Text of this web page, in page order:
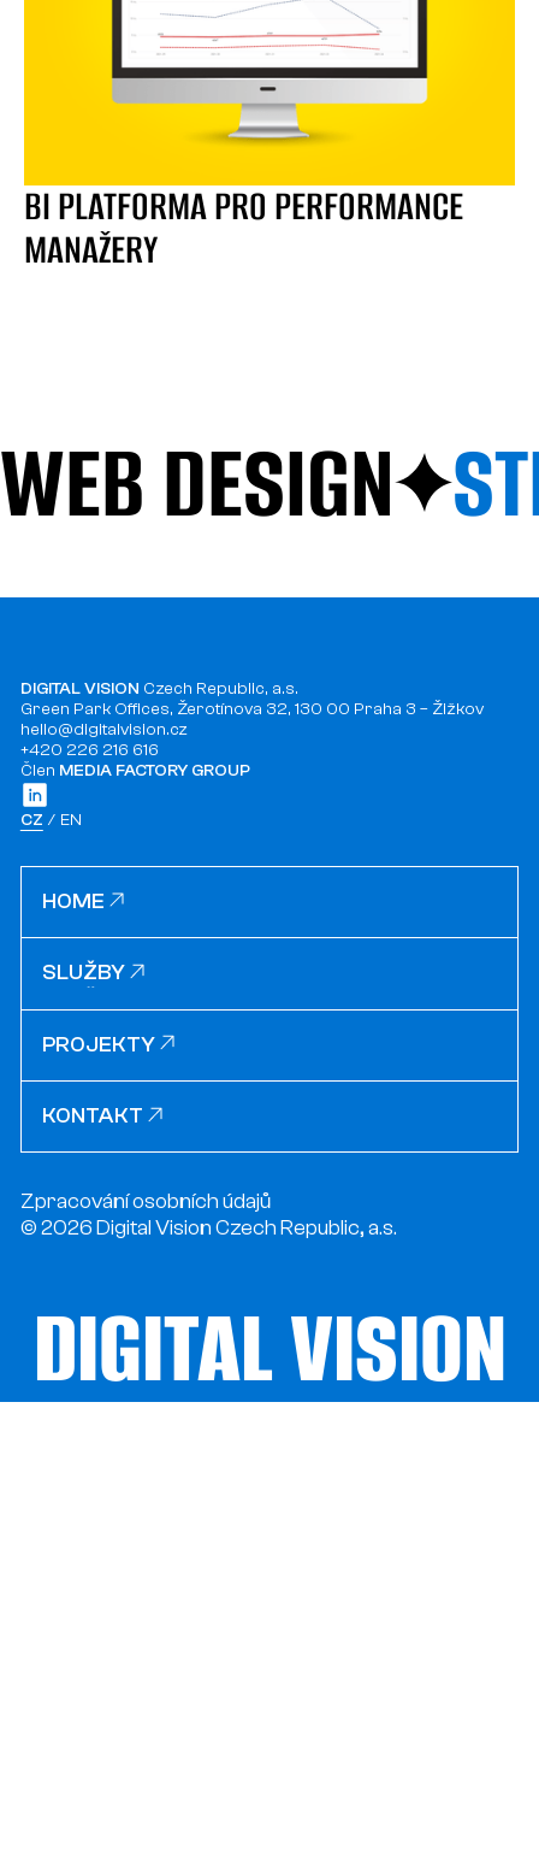
BI PLATFORMA PRO PERFORMANCE
MANAŽERY
WEB DESIGN
DIGITAL VISION Czech Republic, a.s.
Green Park Offices, Žerotínova 32, 130 00 Praha 3 – Žižkov
hello@digitalvision.cz
+420 226 216 616
Člen MEDIA FACTORY GROUP
CZ EN
HOME
SLUŽBY
PROJEKTY
KONTAKT
Zpracování osobních údajů
© 2026 Digital Vision Czech Republic, a.s.
DIGITAL VISION